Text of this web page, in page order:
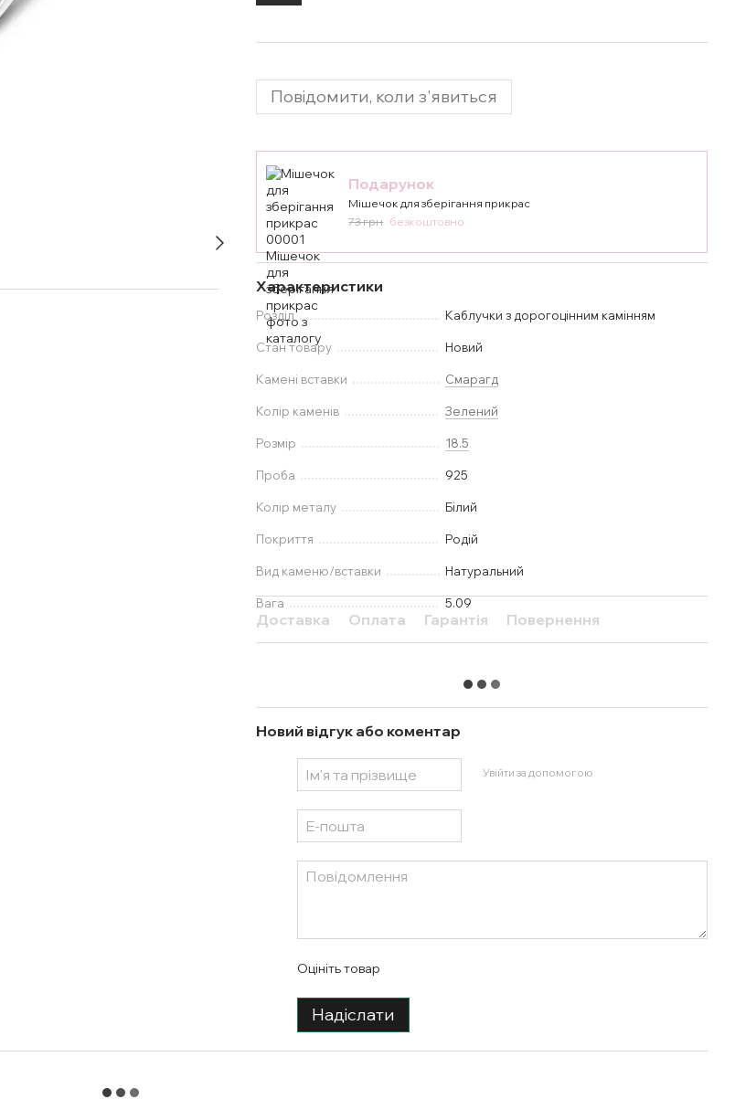
Повідомити, коли з'явиться
Подарунок
Мішечок для зберігання прикрас
73 грн безкоштовно
Характеристики
Розділ Каблучки з дорогоцінним камінням
Стан товару Новий
Камені вставки Смарагд
Колір каменів Зелений
Розмір 18.5
Проба 925
Колір металу Білий
Покриття Родій
Вид каменю/вставки Натуральний
Вага 5.09
Доставка Оплата Гарантія Повернення
Новий відгук або коментар
Увійти за допомогою
Оцініть товар
Надіслати